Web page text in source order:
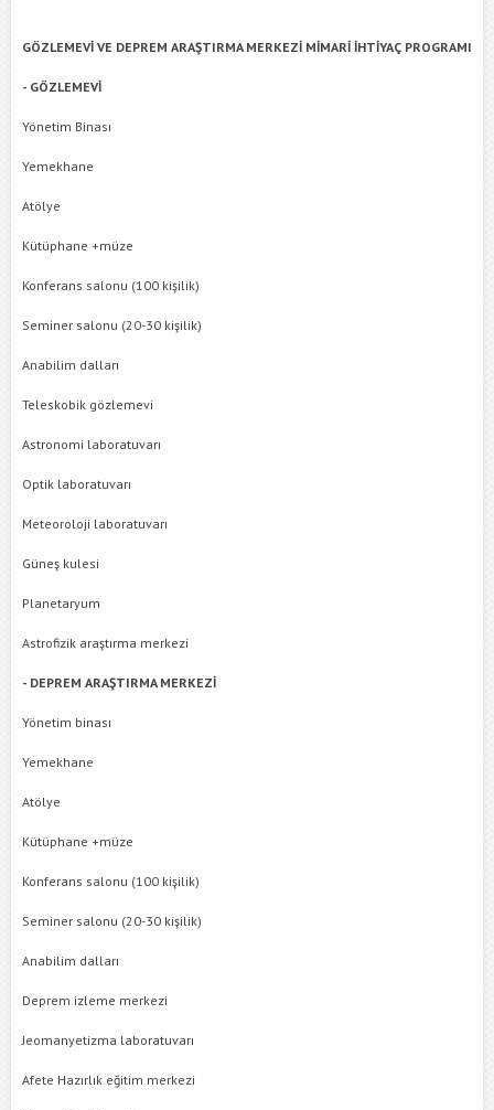
GÖZLEMEVİ VE DEPREM ARAŞTIRMA MERKEZİ MİMARİ İHTİYAÇ PROGRAMI
- GÖZLEMEVİ
Yönetim Binası
Yemekhane
Atölye
Kütüphane +müze
Konferans salonu (100 kişilik)
Seminer salonu (20-30 kişilik)
Anabilim dalları
Teleskobik gözlemevi
Astronomi laboratuvarı
Optik laboratuvarı
Meteoroloji laboratuvarı
Güneş kulesi
Planetaryum
Astrofizik araştırma merkezi
- DEPREM ARAŞTIRMA MERKEZİ
Yönetim binası
Yemekhane
Atölye
Kütüphane +müze
Konferans salonu (100 kişilik)
Seminer salonu (20-30 kişilik)
Anabilim dalları
Deprem izleme merkezi
Jeomanyetizma laboratuvarı
Afete Hazırlık eğitim merkezi